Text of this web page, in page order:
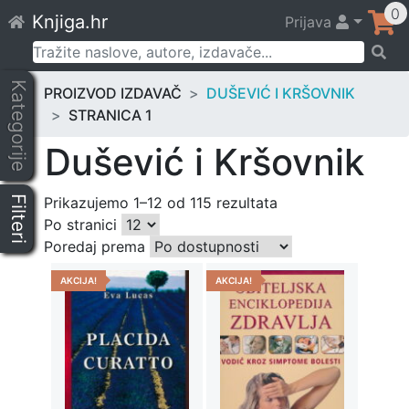
to
content
Knjiga.hr Prijava 0
Pretraži:
Kategorije
Filteri
PROIZVOD IZDAVAČ
DUŠEVIĆ I KRŠOVNIK
STRANICA 1
Dušević i Kršovnik
Prikazujemo 1–12 od 115 rezultata
Po stranici
Poredaj prema
AKCIJA! AKCIJA!